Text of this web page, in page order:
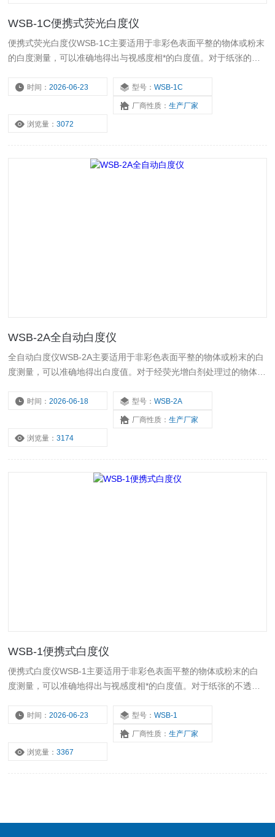
WSB-1C便携式荧光白度仪
便携式荧光白度仪WSB-1C主要适用于非彩色表面平整的物体或粉末
的白度测量，可以准确地得出与视感度相*的白度值。对于纸张的不
材、纸张纸板、塑料制品、白色水泥、陶瓷、搪瓷、淀粉、面粉、食
盐、洗涤剂、化妆品等物质的白度测量。
时间：2026-06-23 型号： WSB-1C
厂商性质： 生产厂家
浏览量：3072
WSB-2A全自动白度仪
全自动白度仪WSB-2A主要适用于非彩色表面平整的物体或粉末的白
度测量，可以准确地得出白度值。对于经荧光增白剂处理过的物体，
量。WSB-2A可以广泛应用于纺织印染、油漆涂料、化工建材、纸张
纸板、塑料制品、白色水泥、陶瓷、搪瓷、淀粉、面粉、食盐、洗涤
时间：2026-06-18 型号： WSB-2A
厂商性质： 生产厂家
浏览量：3174
WSB-1便携式白度仪
便携式白度仪WSB-1主要适用于非彩色表面平整的物体或粉末的白
度测量，可以准确地得出与视感度相*的白度值。对于纸张的不透明
材、纸张纸板、塑料制品、白色水泥、陶瓷、搪瓷、淀粉、面粉、食
盐、洗涤剂、化妆品等物质的白度测量。
时间：2026-06-23 型号： WSB-1
厂商性质： 生产厂家
浏览量：3367